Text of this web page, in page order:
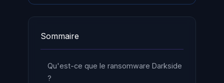
Sommaire
Qu'est-ce que le ransomware Darkside
?